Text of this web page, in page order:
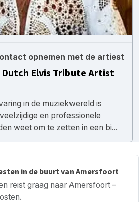
opnemen met de artiest
Elvis Tribute Artist
in de muziekwereld is
en professionele
weet om te zetten in een bi...
in de buurt van Amersfoort
reist graag naar Amersfoort –